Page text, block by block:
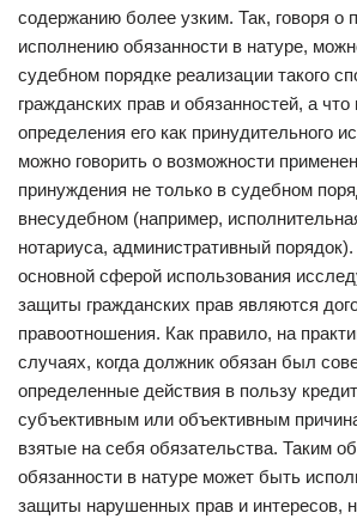
содержанию более узким. Так, говоря о
исполнению обязанности в натуре,
судебном порядке реализации такого
гражданских прав и обязанностей, а что
определения его как принудительного
можно говорить о возможности
принуждения не только в судебном
внесудебном (например,
нотариуса, административный
основной сферой использования
защиты гражданских прав являются
правоотношения. Как правило, на
случаях, когда должник обязан был
определенные действия в пользу
субъективным или объективным
взятые на себя обязательства. Таким
обязанности в натуре может быть
защиты нарушенных прав и интересов,